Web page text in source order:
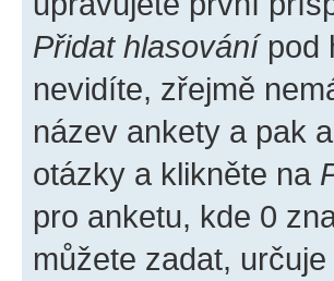
Přidat hlasovánípod
nevidíte, zřejmě
název ankety a pak
otázky a klikněte na
pro anketu, kde 0
můžete zadat,